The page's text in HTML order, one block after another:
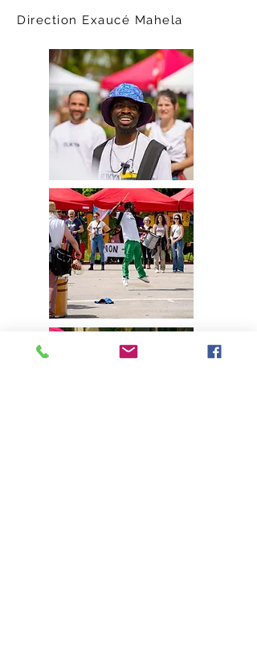
Direction Exaucé Mahela